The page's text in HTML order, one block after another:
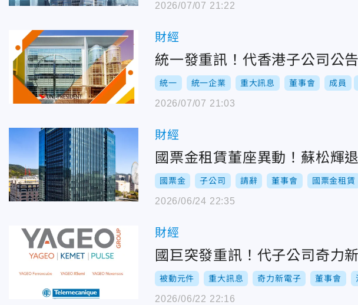
2026/07/07 21:22
財經
統一發重訊！代香港子公司公
統一 統一企業 重大訊息 董事會 成員
2026/07/07 21:03
財經
國票金租賃董座異動！蘇松輝
國票金 子公司 請辭 董事會 國票金租賃
2026/06/24 22:35
財經
國巨突發重訊！代子公司奇力
被動元件 重大訊息 奇力新電子 董事會
2026/06/22 22:16